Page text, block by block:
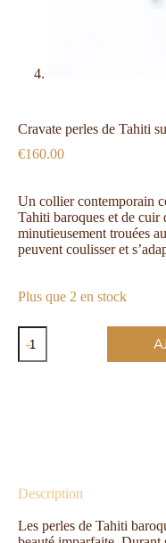
Cravate perles de Tahiti
€160.00
Un collier contemporain
Tahiti baroques et de cuir
minutieusement trouées
peuvent coulisser et
Plus que 2 en stock
Description
Les perles de Tahiti